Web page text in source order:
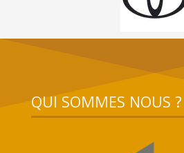
QUI SOMMES NOUS ?